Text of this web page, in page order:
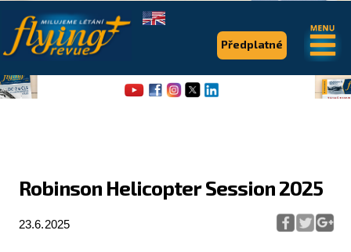
Robinson Helicopter Session 2025
23.6.2025
Předplatné
.